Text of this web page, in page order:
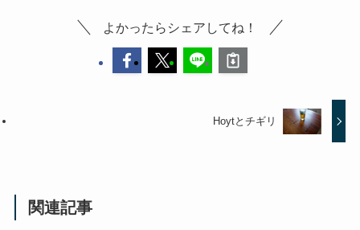
よかったらシェアしてね！
Hoytとチギリ
関連記事